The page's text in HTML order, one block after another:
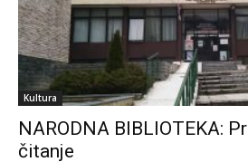
Kultura
NARODNA BIBLIOTEKA:
čitanje